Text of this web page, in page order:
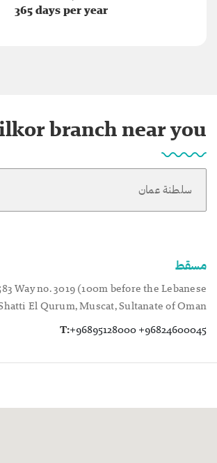
365 days per year
branch near you
مسقط
Way no. 3019 (100m before the Lebanese
El Qurum, Muscat, Sultanate of Oman
T:+96895128000 +96824600045